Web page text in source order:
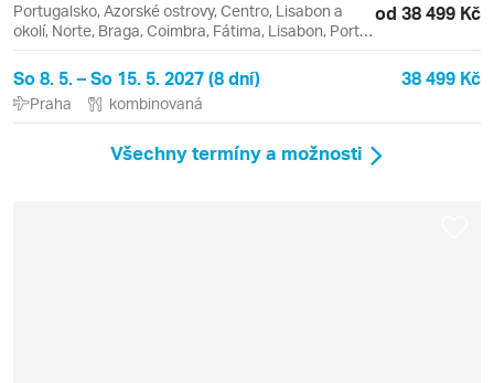
Portugalsko, Azorské ostrovy, Centro, Lisabon a
okolí, Norte, Braga, Coimbra, Fátima, Lisabon, Porto,
Santa Maria, Sintra, Tomar
od 38 499 Kč
So 8. 5. – So 15. 5. 2027 (8 dní) 38 499 Kč
Praha kombinovaná
Všechny termíny a možnosti